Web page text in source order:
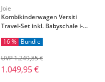
Joie
Kombikinderwagen Versiti
Travel-Set inkl. Babyschale i-
Encore
16 % Bundle
1.049,95 €
UVP 1.249,85 €